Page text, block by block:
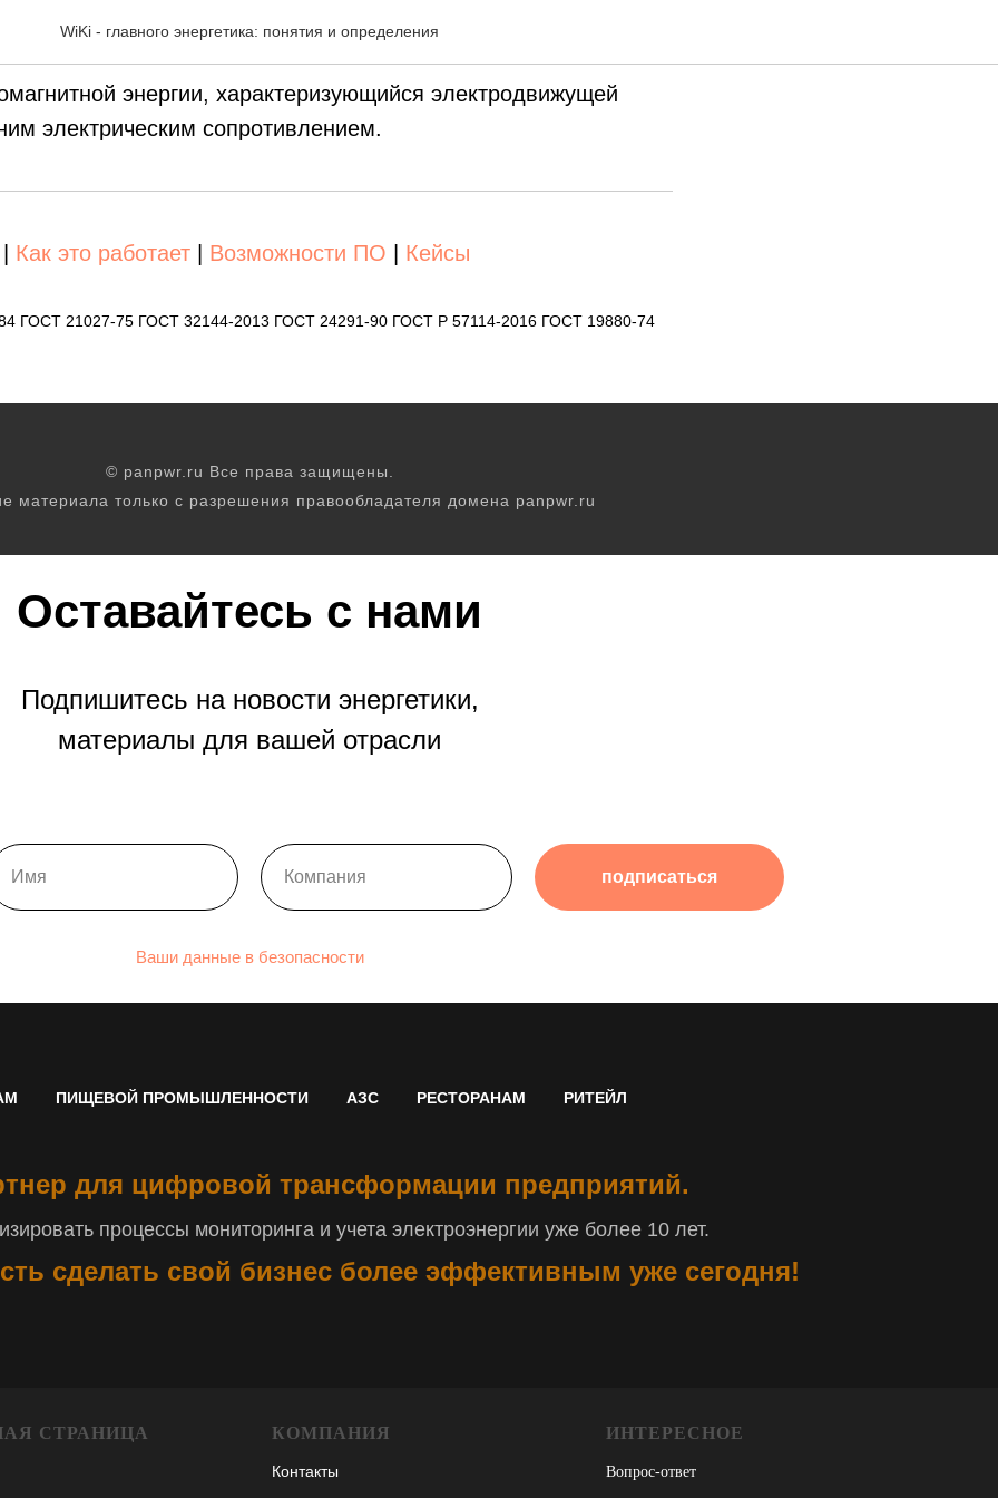
WiKi - главного энергетика: понятия и определения
электродвижущей силы
энергии, характеризующийся электродвижущей
электрическим сопротивлением.
Как это работает Возможности ПО Кейсы
ГОСТ 21027-75 ГОСТ 32144-2013 ГОСТ 24291-90 ГОСТ Р 57114-2016 ГОСТ 19880-74
© panpwr.ru Все права защищены.
материала только с разрешения правообладателя домена panpwr.ru
Оставайтесь с нами
Подпишитесь на новости энергетики,
материалы для вашей отрасли
подписаться
Ваши данные в безопасности
ПИЩЕВОЙ ПРОМЫШЛЕННОСТИ АЗС РЕСТОРАНАМ РИТЕЙЛ
для цифровой трансформации предприятий.
процессы мониторинга и учета электроэнергии уже более 10 лет.
сделать свой бизнес более эффективным уже сегодня!
СТРАНИЦА КОМПАНИЯ
Контакты
ИНТЕРЕСНОЕ
Вопрос-ответ